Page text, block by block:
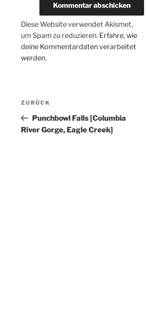
Diese Website verwendet Akismet,
um Spam zu reduzieren. Erfahre, wie
deine Kommentardaten verarbeitet
werden.
Beitragsnavigation
Vorheriger
Beitrag
ZURÜCK
Punchbowl Falls [Columbia
River Gorge, Eagle Creek]